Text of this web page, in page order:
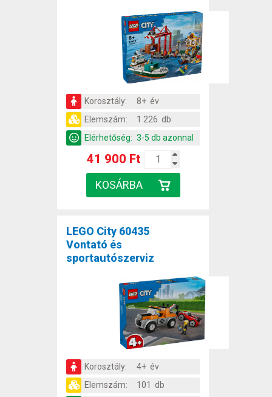
Korosztály:
8+ év
Elemszám:
1 226 db
Elérhetőség: 3-5 db azonnal
41 900 Ft
LEGO City 60435
Vontató és
sportautószerviz
Korosztály:
4+ év
Elemszám:
101 db